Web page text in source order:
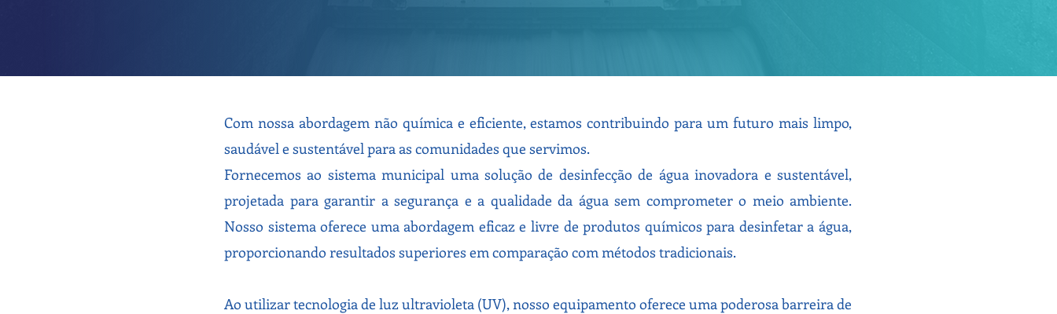
Com nossa abordagem não química e eficiente, estamos contribuindo para um futuro mais limpo,
saudável e sustentável para as comunidades que servimos.
Fornecemos ao sistema municipal uma solução de desinfecção de água inovadora e sustentável,
projetada para garantir a segurança e a qualidade da água sem comprometer o meio ambiente.
Nosso sistema oferece uma abordagem eficaz e livre de produtos químicos para desinfetar a água,
proporcionando resultados superiores em comparação com métodos tradicionais.
Ao utilizar tecnologia de luz ultravioleta (UV), nosso equipamento oferece uma poderosa barreira de